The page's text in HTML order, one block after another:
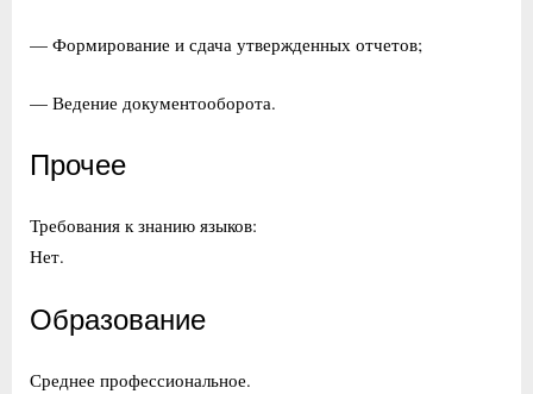
— Формирование и сдача утвержденных отчетов;
— Ведение документооборота.
Прочее
Требования к знанию языков:
Нет.
Образование
Среднее профессиональное.